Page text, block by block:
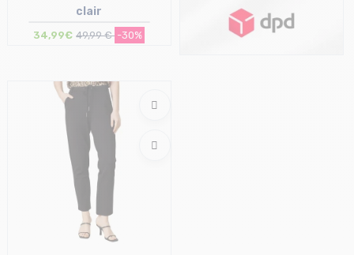
S | L
clair
34,99€ 49,99 € -30%